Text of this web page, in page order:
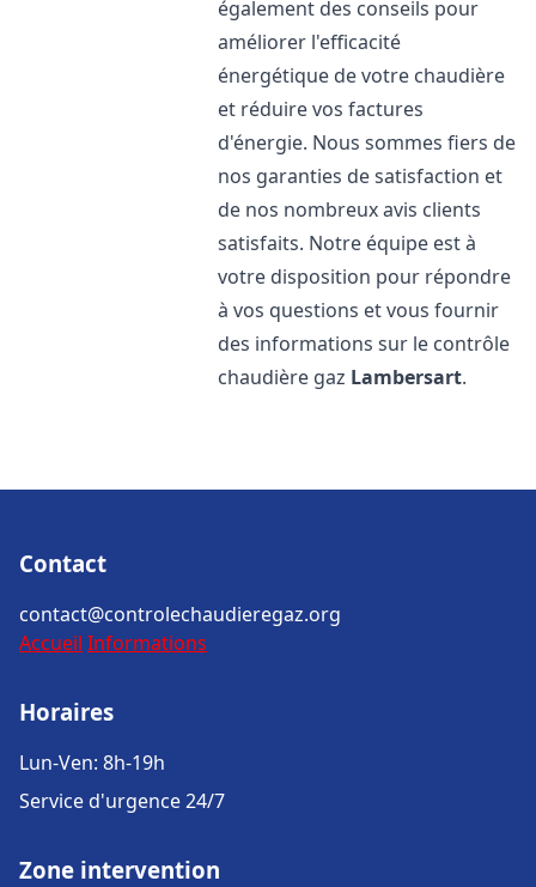
également des conseils pour
améliorer l'efficacité
énergétique de votre chaudière
et réduire vos factures
d'énergie. Nous sommes fiers de
nos garanties de satisfaction et
de nos nombreux avis clients
satisfaits. Notre équipe est à
votre disposition pour répondre
à vos questions et vous fournir
des informations sur le contrôle
chaudière gaz Lambersart.
Contact
contact@controlechaudieregaz.org
Accueil Informations
Horaires
Lun-Ven: 8h-19h
Service d'urgence 24/7
Zone intervention